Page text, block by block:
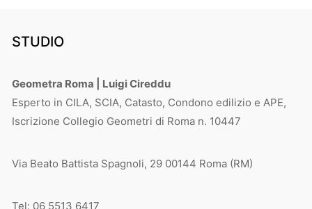
STUDIO
Geometra Roma | Luigi Cireddu
Esperto in CILA, SCIA, Catasto, Condono edilizio e APE,
Iscrizione Collegio Geometri di Roma n. 10447
Via Beato Battista Spagnoli, 29 00144 Roma (RM)
Tel: 06 5513 6417